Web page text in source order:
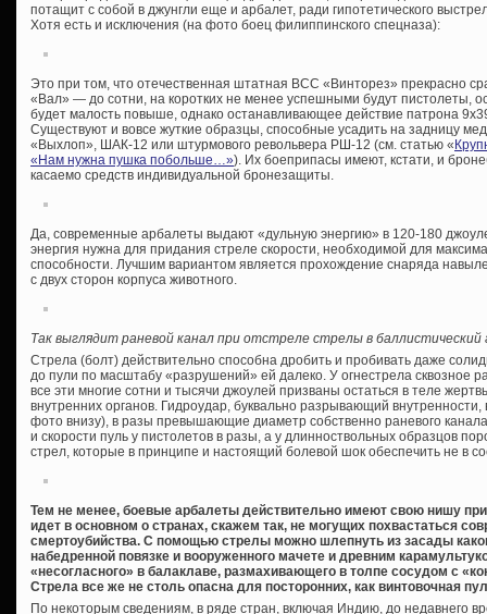
потащит с собой в джунгли еще и арбалет, ради гипотетического
Хотя есть и исключения (на фото боец филиппинского спецназа):
Это при том, что отечественная штатная ВСС «Винторез» прекрасно
«Вал» — до сотни, на коротких не менее успешными будут пистолеты,
будет малость повыше, однако останавливающее действие патрона
Существуют и вовсе жуткие образцы, способные усадить на задницу
«Выхлоп», ШАК-12 или штурмового револьвера РШ-12 (см. статью «
«Нам нужна пушка побольше…»). Их боеприпасы имеют, кстати, и
касаемо средств индивидуальной бронезащиты.
Да, современные арбалеты выдают «дульную энергию» в 120-180
энергия нужна для придания стреле скорости, необходимой для
способности. Лучшим вариантом является прохождение снаряда
с двух сторон корпуса животного.
Так выглядит раневой канал при отстреле стрелы в баллистический
Стрела (болт) действительно способна дробить и пробивать даже
до пули по масштабу «разрушений» ей далеко. У огнестрела сквозное
все эти многие сотни и тысячи джоулей призваны остаться в теле
внутренних органов. Гидроудар, буквально разрывающий
фото внизу), в разы превышающие диаметр собственно раневого
и скорости пуль у пистолетов в разы, а у длинноствольных образцов
стрел, которые в принципе и настоящий болевой шок обеспечить не в
Тем не менее, боевые арбалеты действительно имеют свою нишу
идет в основном о странах, скажем так, не могущих похвастаться
смертоубийства. С помощью стрелы можно шлепнуть из засады
набедренной повязке и вооруженного мачете и древним
«несогласного» в балаклаве, размахивающего в толпе сосудом с
Стрела все же не столь опасна для посторонних, как винтовочная
По некоторым сведениям, в ряде стран, включая Индию, до недавнего